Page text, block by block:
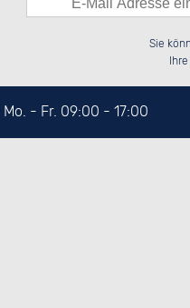
Sie
| Mo. - Fr. 09:00 - 17:00